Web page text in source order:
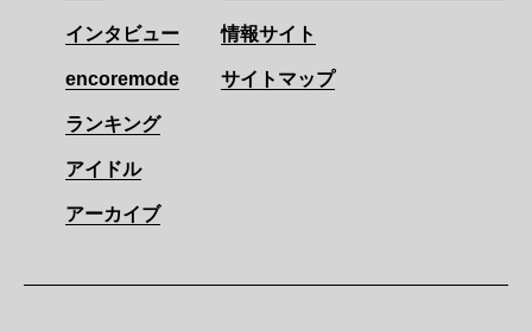
インタビュー
encoremode
ランキング
アイドル
アーカイブ
情報サイト
サイトマップ